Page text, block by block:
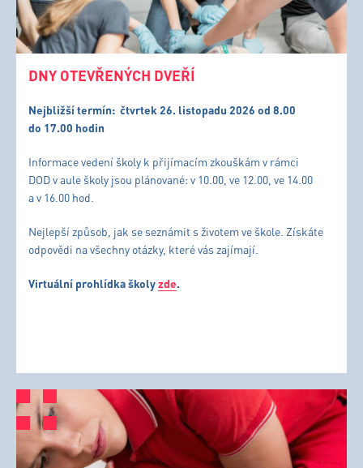
DNY OTEVŘENÝCH DVEŘÍ
Nejbližší termín: čtvrtek 26. listopadu 2026 od 8.00
do 17.00 hodin
Informace vedení školy k přijímacím zkouškám v rámci
DOD v aule školy jsou plánované: v 10.00, ve 12.00, ve 14.00
a v 16.00 hod.
Nejlepší způsob, jak se seznámit s životem ve škole. Získáte
odpovědi na všechny otázky, které vás zajímají.
Virtuální prohlídka školyzde.